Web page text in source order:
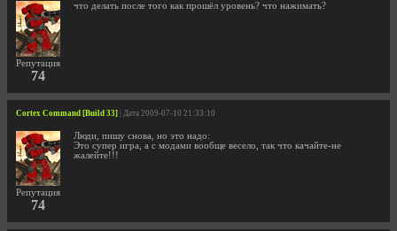
Репутация
74
что делать после того как прошёл уровень? что нажимать?
Cortex Command [Build 33] | Дата 2009-07-10 21:33:10
Репутация
74
Люди, пишу снова, но это надо:
Это супер игра, а с модами вообще весело, так что качайте-не
жалейте!!!